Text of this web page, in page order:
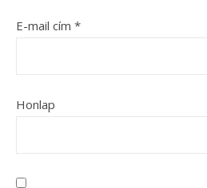
E-mail cím *
Honlap